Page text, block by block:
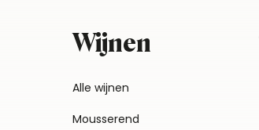
Wijnen
Alle wijnen
Mousserend